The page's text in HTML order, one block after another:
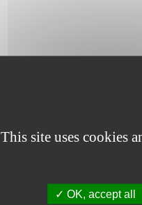
This site uses cookies
OK, accept all